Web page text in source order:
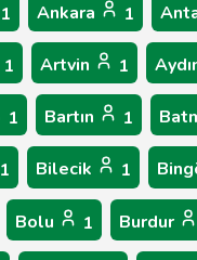
1 Ankara 1
1 Artvin 1
1 Bartın 1
1 Bilecik 1
Bolu 1 Burdur